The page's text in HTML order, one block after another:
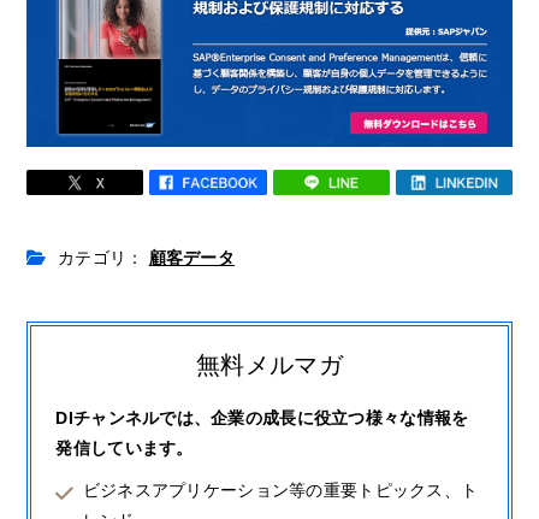
カテゴリ： 顧客データ
無料メルマガ
DIチャンネルでは、企業の成長に役立つ様々な情報を
発信しています。
ビジネスアプリケーション等の重要トピックス、ト